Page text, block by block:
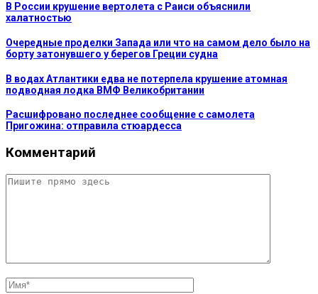
В России крушение вертолета с Раиси объяснили
халатностью
Очередные проделки Запада или что на самом дело было на
борту затонувшего у берегов Греции судна
В водах Атлантики едва не потерпела крушение атомная
подводная лодка ВМФ Великобритании
Расшифровано последнее сообщение с самолета
Пригожина: отправила стюардесса
Комментарий